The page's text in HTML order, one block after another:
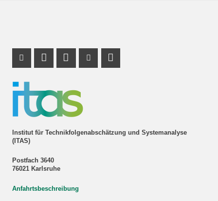
Institut für Technikfolgenabschätzung und Systemanalyse
(ITAS)
Postfach 3640
76021 Karlsruhe
Anfahrtsbeschreibung
Instagram Profil
Profil Mastodon
LinkedIn Profil
Youtube Profil
RSS-Link